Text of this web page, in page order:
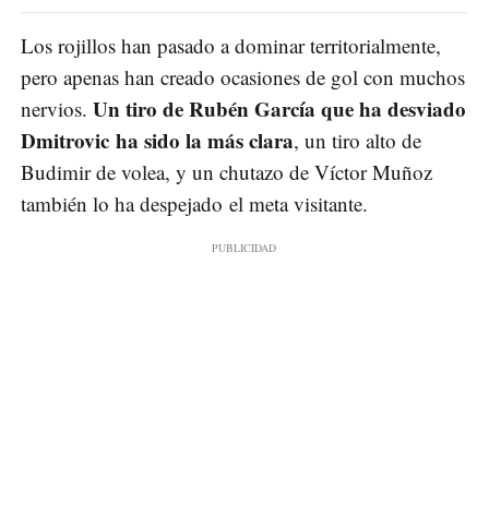
Los rojillos han pasado a dominar territorialmente,
pero apenas han creado ocasiones de gol con muchos
nervios. Un tiro de Rubén García que ha desviado
Dmitrovic ha sido la más clara, un tiro alto de
Budimir de volea, y un chutazo de Víctor Muñoz
también lo ha despejado el meta visitante.